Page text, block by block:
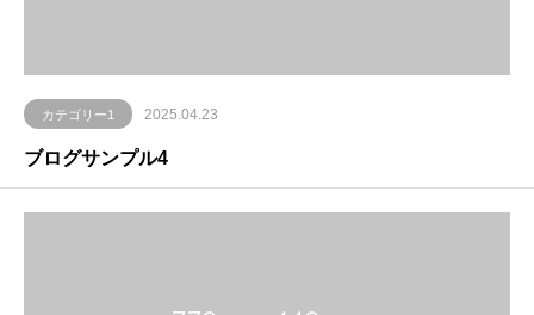
カテゴリー1 2025.04.23
ブログサンプル4